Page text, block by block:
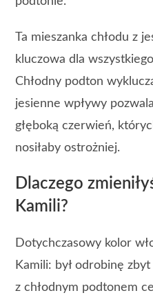
Ta mieszanka chłodu z
kluczowa dla
Chłodny podton
jesienne wpływy
głęboką czerwień,
nosiłaby ostrożniej.
Dlaczego
Kamili?
Dotychczasowy kolor
Kamili: był odrobinę zbyt
z chłodnym podtonem